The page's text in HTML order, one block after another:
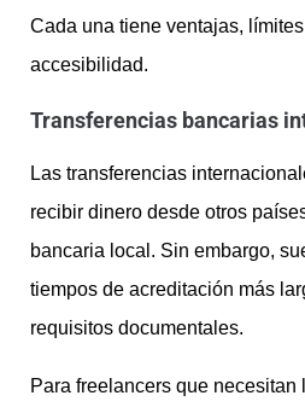
Cada una tiene ventajas,
accesibilidad.
Transferencias bancarias
Las transferencias
recibir dinero desde otros
bancaria local. Sin embargo,
tiempos de acreditación más
requisitos documentales.
Para freelancers que necesitan